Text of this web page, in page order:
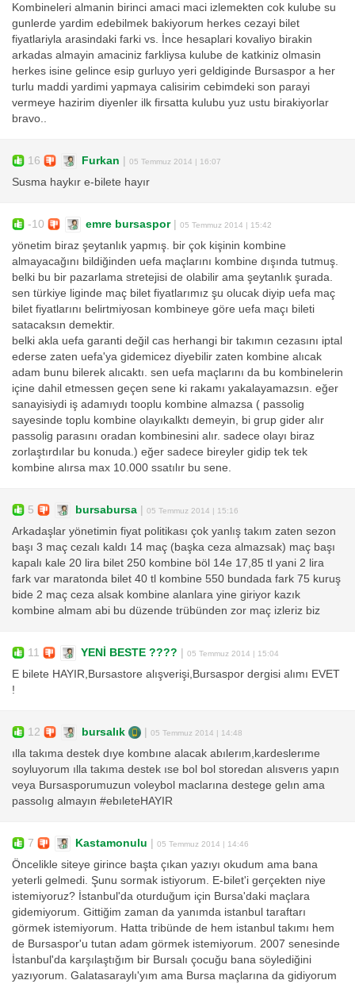
Kombineleri almanin birinci amaci maci izlemekten cok kulube su
gunlerde yardim edebilmek bakiyorum herkes cezayi bilet
fiyatlariyla arasindaki farki vs. İnce hesaplari kovaliyo birakin
arkadas almayin amaciniz farkliysa kulube de katkiniz olmasin
herkes isine gelince esip gurluyo yeri geldiginde Bursaspor a her
turlu maddi yardimi yapmaya calisirim cebimdeki son parayi
vermeye hazirim diyenler ilk firsatta kulubu yuz ustu birakiyorlar
bravo..
16 Furkan | 05 Temmuz 2014 | 16:07
Susma haykır e-bilete hayır
-10 emre bursaspor| 05 Temmuz 2014 | 15:42
yönetim biraz şeytanlık yapmış. bir çok kişinin kombine
almayacağını bildiğinden uefa maçlarını kombine dışında tutmuş.
belki bu bir pazarlama stretejisi de olabilir ama şeytanlık şurada.
sen türkiye liginde maç bilet fiyatlarımız şu olucak diyip uefa maç
bilet fiyatlarını belirtmiyosan kombineye göre uefa maçı bileti
satacaksın demektir.
belki akla uefa garanti değil cas herhangi bir takımın cezasını iptal
ederse zaten uefa'ya gidemicez diyebilir zaten kombine alıcak
adam bunu bilerek alıcaktı. sen uefa maçlarını da bu kombinelerin
içine dahil etmessen geçen sene ki rakamı yakalayamazsın. eğer
sanayisiydi iş adamıydı tooplu kombine almazsa ( passolig
sayesinde toplu kombine olayıkalktı demeyin, bi grup gider alır
passolig parasını oradan kombinesini alır. sadece olayı biraz
zorlaştırdılar bu konuda.) eğer sadece bireyler gidip tek tek
kombine alırsa max 10.000 ssatılır bu sene.
5 bursabursa | 05 Temmuz 2014 | 15:16
Arkadaşlar yönetimin fiyat politikası çok yanlış takım zaten sezon
başı 3 maç cezalı kaldı 14 maç (başka ceza almazsak) maç başı
kapalı kale 20 lira bilet 250 kombine böl 14e 17,85 tl yani 2 lira
fark var maratonda bilet 40 tl kombine 550 bundada fark 75 kuruş
bide 2 maç ceza alsak kombine alanlara yine giriyor kazık
kombine almam abi bu düzende trübünden zor maç izleriz biz
11 YENİ BESTE ???? | 05 Temmuz 2014 | 15:04
E bilete HAYIR,Bursastore alışverişi,Bursaspor dergisi alımı EVET
!
12 bursalık | 05 Temmuz 2014 | 14:48
ılla takıma destek dıye kombıne alacak abılerım,kardeslerıme
soyluyorum ılla takıma destek ıse bol bol storedan alısverıs yapın
veya Bursasporumuzun voleybol maclarına destege gelın ama
passolıg almayın #ebıleteHAYIR
7 Kastamonulu | 05 Temmuz 2014 | 14:46
Öncelikle siteye girince başta çıkan yazıyı okudum ama bana
yeterli gelmedi. Şunu sormak istiyorum. E-bilet'i gerçekten niye
istemiyoruz? İstanbul'da oturduğum için Bursa'daki maçlara
gidemiyorum. Gittiğim zaman da yanımda istanbul taraftarı
görmek istemiyorum. Hatta tribünde de hem istanbul takımı hem
de Bursaspor'u tutan adam görmek istemiyorum. 2007 senesinde
İstanbul'da karşılaştığım bir Bursalı çocuğu bana söylediğini
yazıyorum. Galatasaraylı'yım ama Bursa maçlarına da gidiyorum